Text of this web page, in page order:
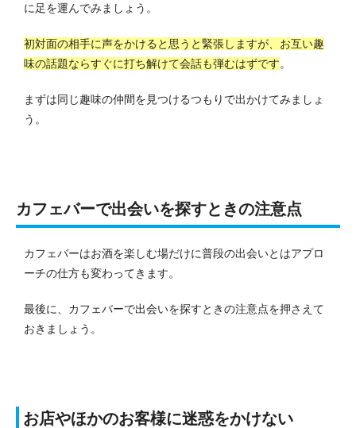
に足を運んでみましょう。
初対面の相手に声をかけると思うと緊張しますが、お互い趣
味の話題ならすぐに打ち解けて会話も弾むはずです。
まずは同じ趣味の仲間を見つけるつもりで出かけてみましょ
う。
カフェバーで出会いを探すときの注意点
カフェバーはお酒を楽しむ場だけに普段の出会いとはアプロ
ーチの仕方も変わってきます。
最後に、カフェバーで出会いを探すときの注意点を押さえて
おきましょう。
お店やほかのお客様に迷惑をかけない